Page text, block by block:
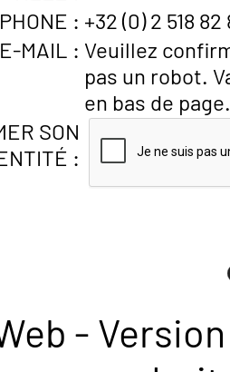
: +32 (0) 2 518 82
E-MAIL : Veuillez
pas un robot.
en bas de page.
SON
:
-